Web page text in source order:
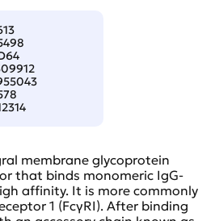
membrane glycoprotein
that binds monomeric IgG-
affinity. It is more commonly
1 (FcγRI). After binding